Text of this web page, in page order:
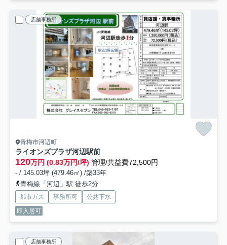
店舗事務所
青梅市河辺町
ライオンズプラザ河辺駅前
120万円 (0.83万円/坪) 管理/共益費72,500円
- / 145.03坪 (479.46㎡) /築33年
青梅線「河辺」駅 徒歩2分
都市ガス 事務所可
公共下水
即入居可
店舗事務所